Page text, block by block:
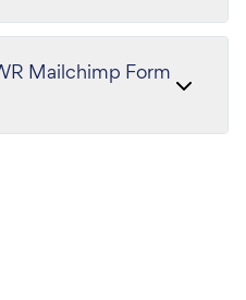
Mailchimp Form